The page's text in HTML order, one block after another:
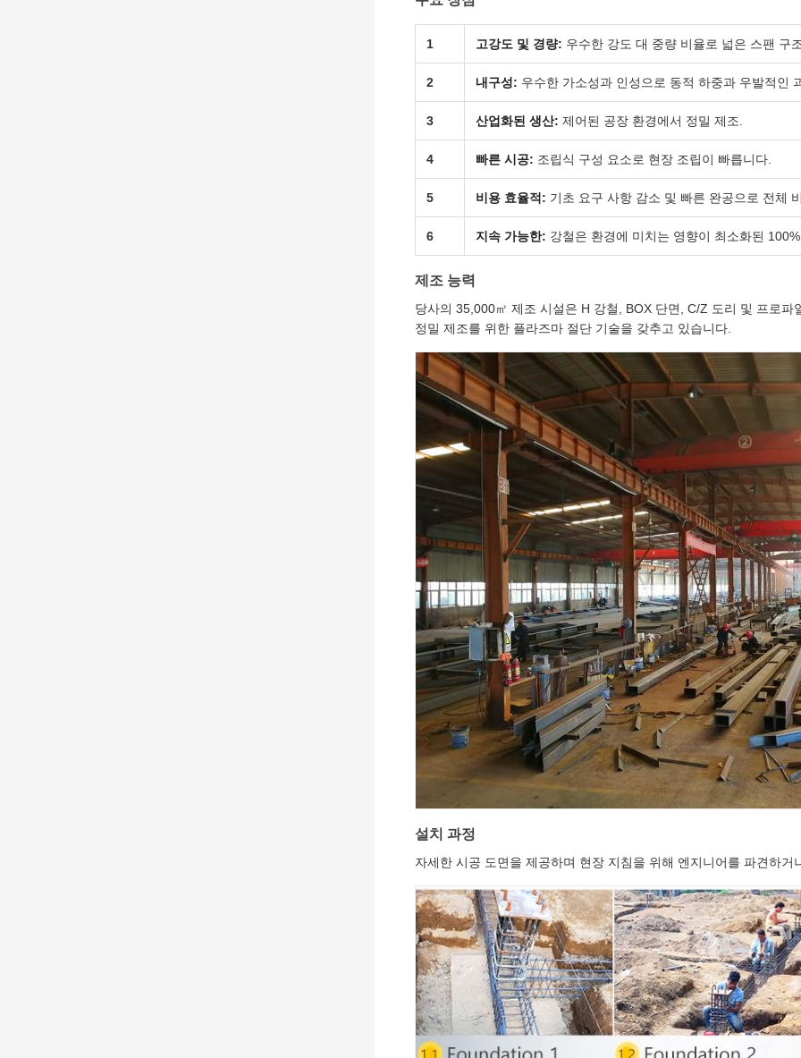
1 고강도 및 경량: 우수한 강도 대 중량 비율로 넓은 스팬 구
2 내구성: 우수한 가소성과 인성으로 동적 하중과 우발적인
3 산업화된 생산: 제어된 공장 환경에서 정밀 제조.
4 빠른 시공: 조립식 구성 요소로 현장 조립이 빠릅니다.
5 비용 효율적: 기초 요구 사항 감소 및 빠른 완공으로 전체
6 지속 가능한: 강철은 환경에 미치는 영향이 최소화된
제조 능력
당사의 35,000㎡ 제조 시설은 H 강철, BOX 단면, C/Z 도리 및 프로
정밀 제조를 위한 플라즈마 절단 기술을 갖추고 있습니다.
설치 과정
자세한 시공 도면을 제공하며 현장 지침을 위해 엔지니어를 파견하